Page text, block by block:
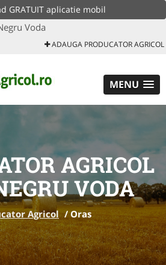
GRATUIT aplicatie mobil
Voda
ADAUGA PRODUCATOR AGRICOL
MENU
AGRICOL
VODA
Agricol /Oras